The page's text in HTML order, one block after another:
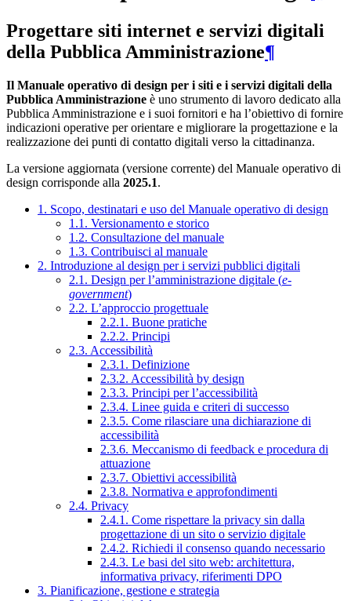
Progettare siti internet e servizi digitali
della Pubblica Amministrazione¶
Il Manuale operativo di design per i siti e i servizi digitali della
Pubblica Amministrazione è uno strumento di lavoro dedicato alla
Pubblica Amministrazione e i suoi fornitori e ha l’obiettivo di fornire
indicazioni operative per orientare e migliorare la progettazione e la
realizzazione dei punti di contatto digitali verso la cittadinanza.
La versione aggiornata (versione corrente) del Manuale operativo di
design corrisponde alla 2025.1.
1. Scopo, destinatari e uso del Manuale operativo di design
1.1. Versionamento e storico
1.2. Consultazione del manuale
1.3. Contribuisci al manuale
2. Introduzione al design per i servizi pubblici digitali
2.1. Design per l’amministrazione digitale (e-
government)
2.2. L’approccio progettuale
2.2.1. Buone pratiche
2.2.2. Principi
2.3. Accessibilità
2.3.1. Definizione
2.3.2. Accessibilità by design
2.3.3. Principi per l’accessibilità
2.3.4. Linee guida e criteri di successo
2.3.5. Come rilasciare una dichiarazione di
accessibilità
2.3.6. Meccanismo di feedback e procedura di
attuazione
2.3.7. Obiettivi accessibilità
2.3.8. Normativa e approfondimenti
2.4. Privacy
2.4.1. Come rispettare la privacy sin dalla
progettazione di un sito o servizio digitale
2.4.2. Richiedi il consenso quando necessario
2.4.3. Le basi del sito web: architettura,
informativa privacy, riferimenti DPO
3. Pianificazione, gestione e strategia